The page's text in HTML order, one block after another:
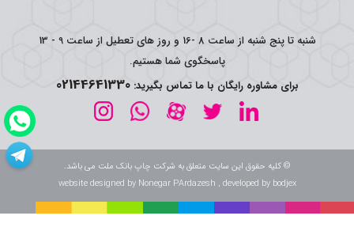
شنبه تا پنج شنبه از ساعت 8 -16 و روز های تعطیل از ساعت 9 - 13
پاسخگوی شما هستیم.
برای مشاوره رایگان با ما تماس بگیرید:02144641330
© کلیه حقوق این سایت متعلق به شرکت چاپ بانک ملت می باشد.
website designed by Nonegar PArdazesh , developed by bodjex